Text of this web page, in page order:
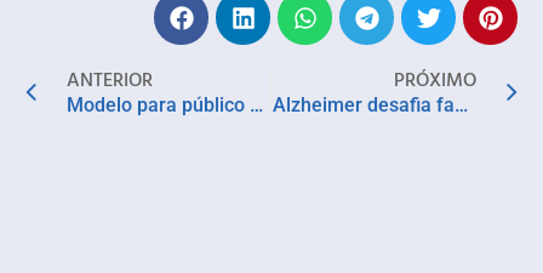
ANTERIOR
Modelo para público 50+ representa nova oportunidade de negócio para setor imobiliário
PRÓXIMO
Alzheimer desafia famílias brasileiras e exige cuidados crescentes com pacientes e cuidadores